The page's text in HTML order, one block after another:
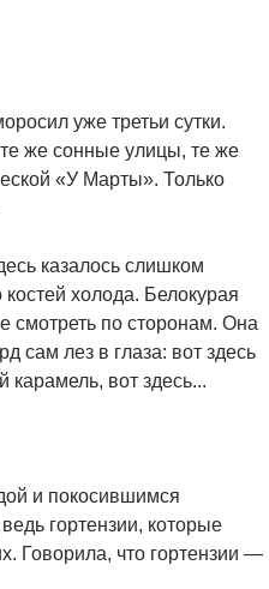
уже третьи сутки.
те же сонные улицы, те же
«У Марты». Только
казалось слишком
холода. Белокурая
смотреть по сторонам. Она
сам лез в глаза: вот здесь
карамель, вот здесь...
и покосившимся
гортензии, которые
Говорила, что гортензии —